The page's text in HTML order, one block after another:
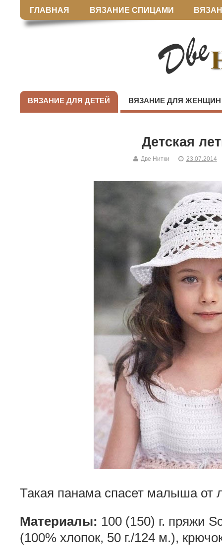
ГЛАВНАЯ ВЯЗАНИЕ СПИЦАМИ
ВЯЗАНИЕ ДЛЯ ДЕТЕЙ ВЯЗАНИЕ ДЛЯ ЖЕНЩИН
Детская
Две Нитки 23.07.2014
Такая панама спасет малыша от
Материалы: 100 (150) г. пряжи
(100% хлопок, 50 г./124 м.),